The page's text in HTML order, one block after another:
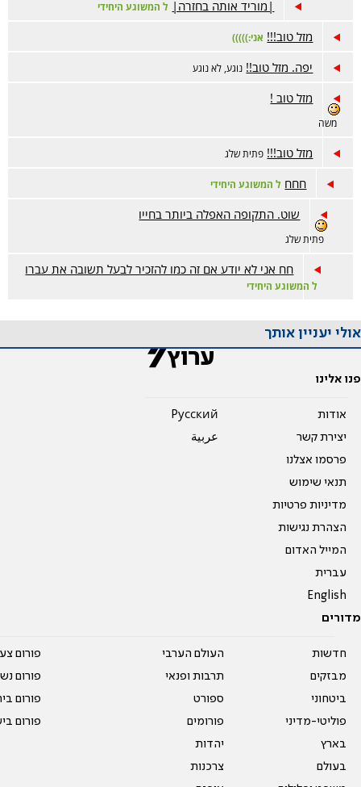
|מוריד אותה בחזרה| ל המשוגע היחידי
מזל טוב!!! אני:)))))
יפה. מזל טוב!! נוגע, לא נוגע
מזל טוב !
משה
מזל טוב!!! פתית שלג
חחח ל המשוגע היחידי
שוט. התקופה האפלה ביותר בחייו
פתית שלג
חח אני לא יודע אם זה כמו להזכיר לבעל תשובה את עברו
ל המשוגע היחידי
אולי יעניין אותך
פנו אלינו
אודות
יצירת קשר
פרסמו אצלנו
תנאי שימוש
מדיניות פרטיות
הצהרת נגישות
המייל האדום
עברית
English
Pусский
عربية
מדורים
חדשות
מבזקים
ביטחוני
פוליטי-מדיני
בארץ
בעולם
העולם הערבי
תרבות ופנאי
ספורט
פורומים
יהדות
צרכנות
פורום
פורום
פורום
פורום